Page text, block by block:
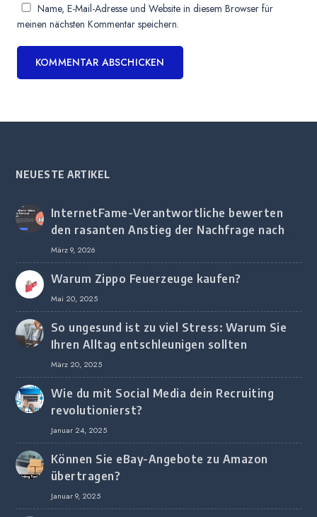
Name, E-Mail-Adresse und Website in diesem Browser für
meinen nächsten Kommentar speichern.
NEUESTE ARTIKEL
InternetFame-Verantwortliche bewerten
den rasanten Anstieg der Nachfrage nach
digitalem Marketing bei deutschen
Unternehmen
März 9, 2026
Warum Zippo Feuerzeuge kaufen?
Mai 20, 2025
So ungesund ist zu viel Stress: Warum Sie
Ihren Alltag entschleunigen sollten
März 20, 2025
Wie du mit Social Media dein Recruiting
revolutionierst?
Januar 24, 2025
Können Sie eBay-Angebote zu Amazon
übertragen?
Januar 9, 2025